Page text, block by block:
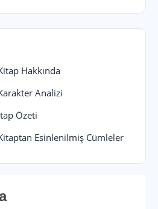
Hakkında
Analizi
Özeti
Esinlenilmiş Cümleler